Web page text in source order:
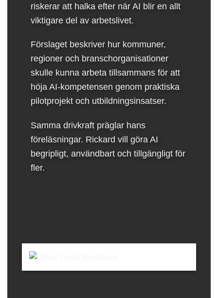
riskerar att halka efter när AI blir en allt
viktigare del av arbetslivet.
Förslaget beskriver hur kommuner,
regioner och branschorganisationer
skulle kunna arbeta tillsammans för att
höja AI-kompetensen genom praktiska
pilotprojekt och utbildningsinsatser.
Samma drivkraft präglar hans
föreläsningar. Rickard vill göra AI
begripligt, användbart och tillgängligt för
fler.